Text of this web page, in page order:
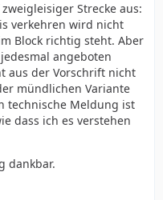
Strecke aus:
verkehren wird nicht
Block richtig steht. Aber
angeboten
aus der Vorschrift nicht
mündlichen Variante
technische Meldung ist
dass ich es verstehen
dankbar.